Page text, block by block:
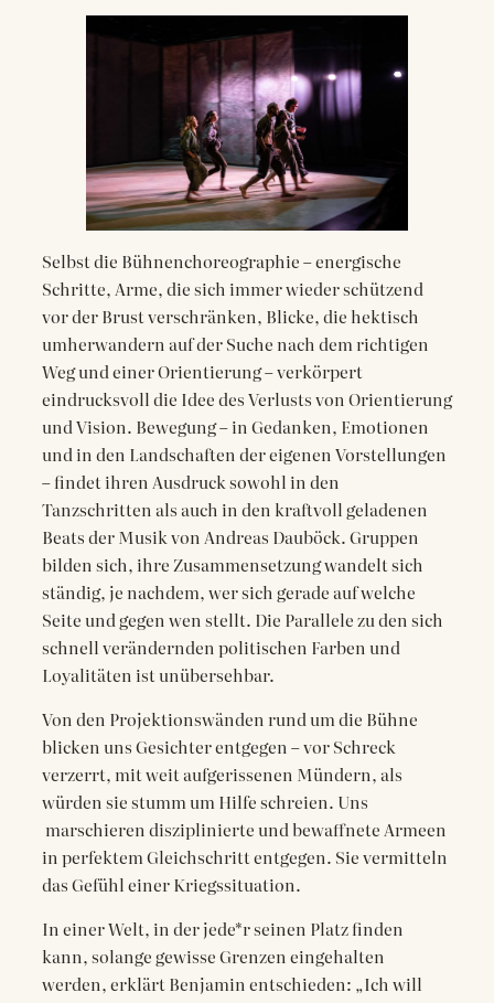
Selbst die Bühnenchoreographie – energische
Schritte, Arme, die sich immer wieder schützend
vor der Brust verschränken, Blicke, die hektisch
umherwandern auf der Suche nach dem richtigen
Weg und einer Orientierung – verkörpert
eindrucksvoll die Idee des Verlusts von Orientierung
und Vision. Bewegung – in Gedanken, Emotionen
und in den Landschaften der eigenen Vorstellungen
– findet ihren Ausdruck sowohl in den
Tanzschritten als auch in den kraftvoll geladenen
Beats der Musik von Andreas Dauböck. Gruppen
bilden sich, ihre Zusammensetzung wandelt sich
ständig, je nachdem, wer sich gerade auf welche
Seite und gegen wen stellt. Die Parallele zu den sich
schnell verändernden politischen Farben und
Loyalitäten ist unübersehbar.
Von den Projektionswänden rund um die Bühne
blicken uns Gesichter entgegen – vor Schreck
verzerrt, mit weit aufgerissenen Mündern, als
würden sie stumm um Hilfe schreien. Uns
marschieren disziplinierte und bewaffnete Armeen
in perfektem Gleichschritt entgegen. Sie vermitteln
das Gefühl einer Kriegssituation.
In einer Welt, in der jede*r seinen Platz finden
kann, solange gewisse Grenzen eingehalten
werden, erklärt Benjamin entschieden: „Ich will